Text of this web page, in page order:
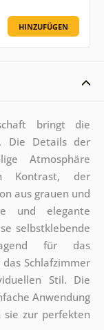
HINZUFÜGEN
bringt die
Die Details der
Atmosphäre
Kontrast, der
aus grauen und
und elegante
selbstklebende
für das
Schlafzimmer
Stil. Die
Anwendung
sie zur perfekten